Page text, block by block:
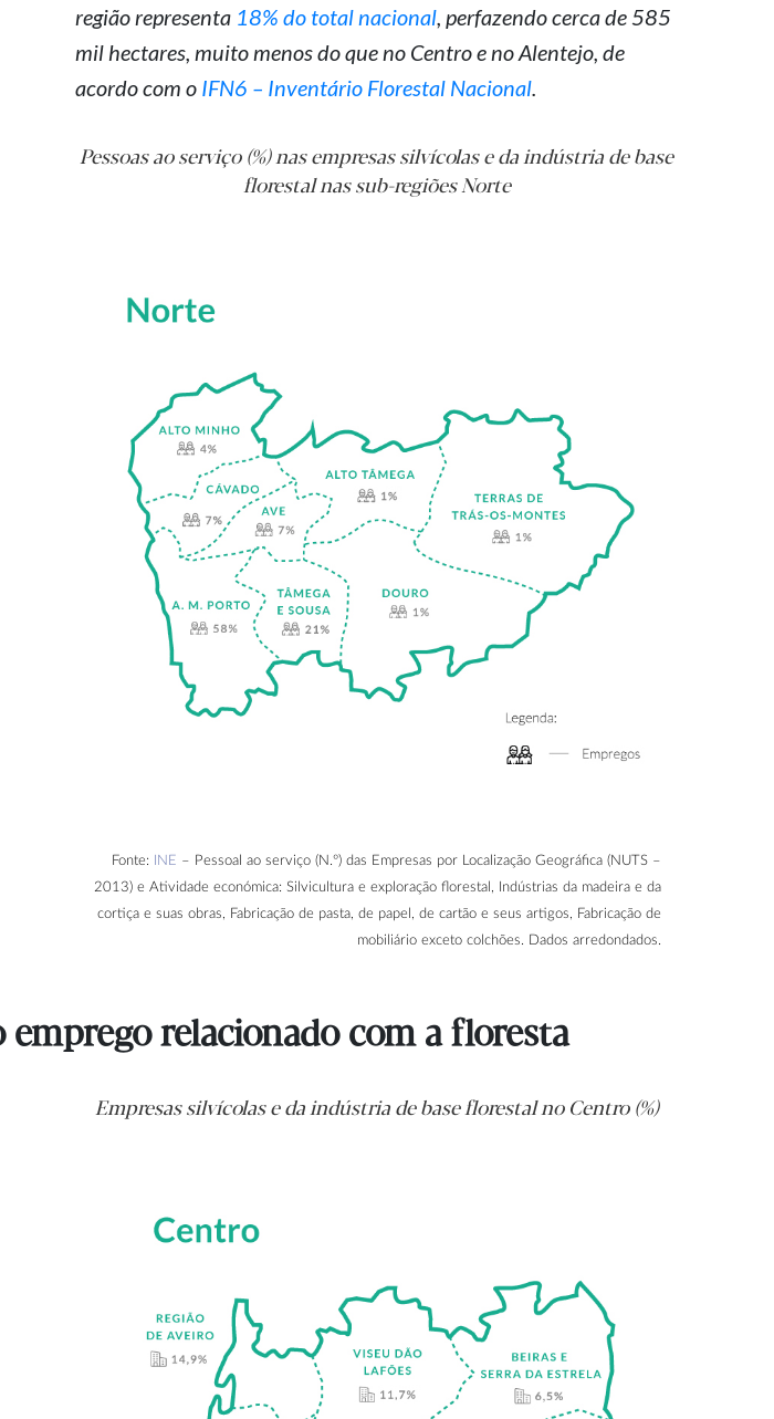
região representa 18% do total nacional , perfazendo cerca de 585
mil hectares, muito menos do que no Centro e no Alentejo, de
acordo com o IFN6 – Inventário Florestal Nacional
Pessoas ao serviço (%) nas empresas silvícolas e da indústria de base
florestal nas sub-regiões Norte
Fonte: INE – Pessoal ao serviço (N.º) das Empresas por Localização Geográfica (NUTS –
2013) e Atividade económica: Silvicultura e exploração florestal, Indústrias da madeira e da
cortiça e suas obras, Fabricação de pasta, de papel, de cartão e seus artigos, Fabricação de
mobiliário exceto colchões. Dados arredondados.
relacionado com a floresta
Empresas silvícolas e da indústria de base florestal no Centro (%)